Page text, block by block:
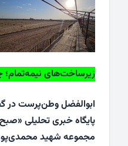
زیرساخت‌های
ابوالفضل وطن‌پرست در
پایگاه خبری تحلیلی
مجموعه شهید